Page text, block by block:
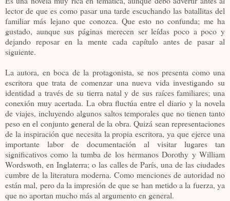
lector de que es como pasar una tarde escuchando las batallitas del
familiar más lejano que conozca. Que esto no confunda; me ha
gustado, aunque sus páginas merecen ser leídas poco a poco y
dejando reposar en la mente cada capítulo antes de pasar al
siguiente.
La autora, en boca de la protagonista, se nos presenta como una
escritora que trata de comenzar una nueva vida investigando su
identidad a través de su tierra natal y de sus raíces familiares; una
conexión muy acertada. La obra fluctúa entre el diario y la novela
de viajes, incluyendo algunos saltos temporales que no tienen tanto
peso en el conjunto general de la obra. Quizá sean representaciones
de la inspiración que necesita la propia escritora, ya que ejerce una
importante labor de documentación al visitar lugares tan
significativos como la tumba de los hermanos Dorothy y William
Wordswoth, en Inglaterra; o las calles de París, una de las ciudades
cumbre de la literatura moderna. Como menciones de autoridad no
están mal, pero da la impresión de que se han metido a la fuerza, ya
que no aportan mucho más al argumento en general.